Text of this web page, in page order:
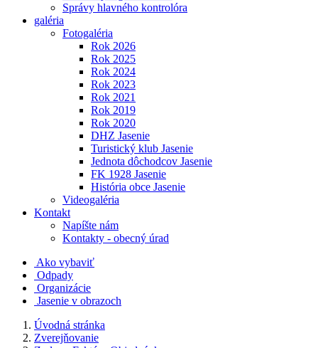
Správy hlavného kontrolóra
galéria
Fotogaléria
Rok 2026
Rok 2025
Rok 2024
Rok 2023
Rok 2021
Rok 2019
Rok 2020
DHZ Jasenie
Turistický klub Jasenie
Jednota dôchodcov Jasenie
FK 1928 Jasenie
História obce Jasenie
Videogaléria
Kontakt
Napíšte nám
Kontakty - obecný úrad
Ako vybaviť
Odpady
Organizácie
Jasenie v obrazoch
Úvodná stránka
Zverejňovanie